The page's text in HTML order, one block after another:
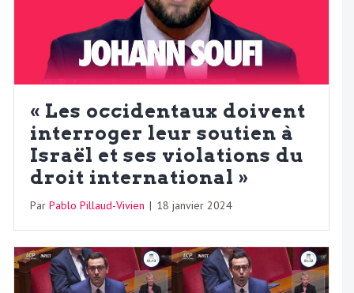
« Les occidentaux doivent
interroger leur soutien à
Israël et ses violations du
droit international »
Par Pablo Pillaud-Vivien | 18 janvier 2024